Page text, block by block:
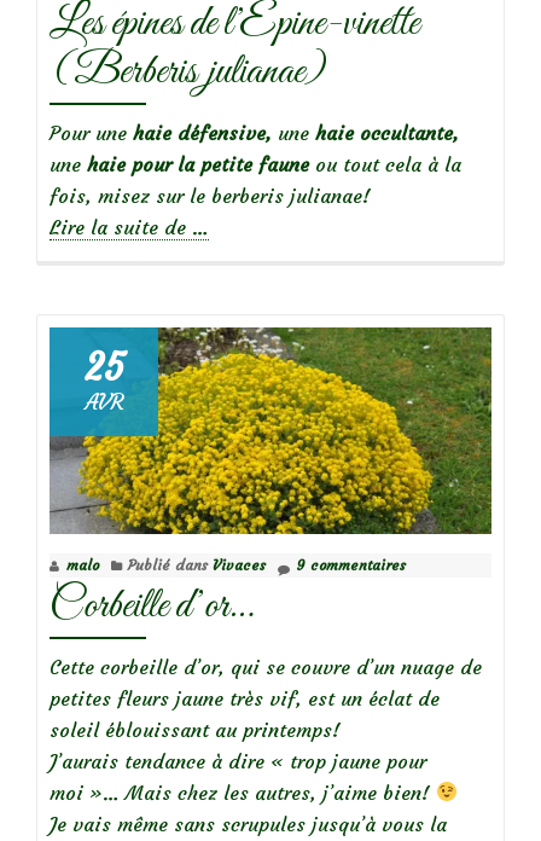
Les épines de l’Epine-vinette
(Berberis julianae)
Pour une haie défensive, une haie occultante,
une haie pour la petite faune ou tout cela à la
fois, misez sur le berberis julianae!
Lire la suite de à
de
l’Epine-
vinette
(Berberis
julianae)
…
25
AVR
malo Publié dans Vivaces 9 commentaires
Corbeille d’or…
Cette corbeille d’or, qui se couvre d’un nuage de
petites fleurs jaune très vif, est un éclat de
soleil éblouissant au printemps!
J’aurais tendance à dire « trop jaune pour
moi »… Mais chez les autres, j’aime bien!
Je vais même sans scrupules jusqu’à vous la